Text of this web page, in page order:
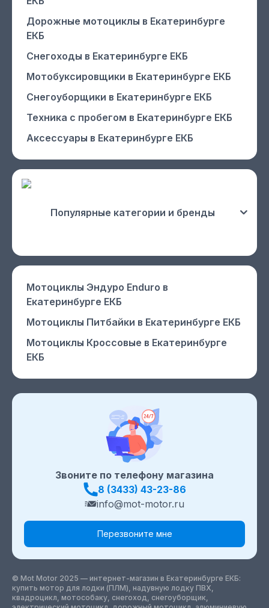
Звоните по телефону магазина
8 (3433) 43-23-86
info@mot-motor.ru
Перезвоните мне
Дорожные мотоциклы в Екатеринбурге
ЕКБ
Снегоходы в Екатеринбурге ЕКБ
Мотобуксировщики в Екатеринбурге ЕКБ
Снегоуборщики в Екатеринбурге ЕКБ
Техника с пробегом в Екатеринбурге ЕКБ
Аксессуары в Екатеринбурге ЕКБ
Популярные категории и бренды
Мотоциклы Эндуро Enduro в
Екатеринбурге ЕКБ
Мотоциклы Питбайки в Екатеринбурге ЕКБ
Мотоциклы Кроссовые в Екатеринбурге
ЕКБ
© Mot Motor 2025 — интернет-магазин в Екатеринбурге ЕКБ:
купить мотор для лодки (ПЛМ), надувную лодку ПВХ,
квадроцикл, мотособаку, снегоход, снегоуборщик,